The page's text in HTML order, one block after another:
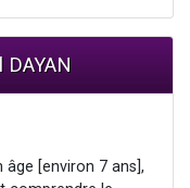
[environ 7 ans],